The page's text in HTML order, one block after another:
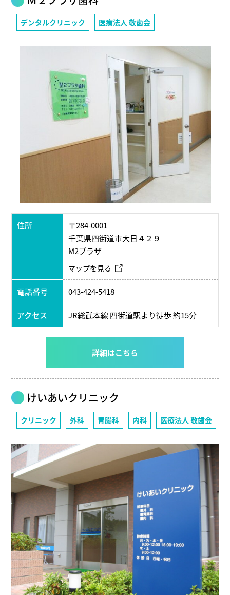
デンタルクリニック 医療法人 敬歯会
住所
〒284-0001
千葉県四街道市大日４２９
M2プラザ
マップを見る
電話番号 043-424-5418
アクセス JR総武本線 四街道駅より徒歩 約15分
詳細はこちら
けいあいクリニック
クリニック 外科 胃腸科 内科 医療法人 敬歯会